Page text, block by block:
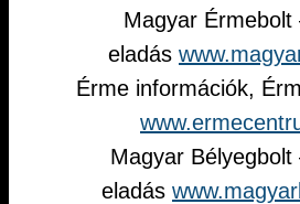
Magyar Érmebolt
eladás
Érme információk,
Magyar Bélyegbolt
eladás